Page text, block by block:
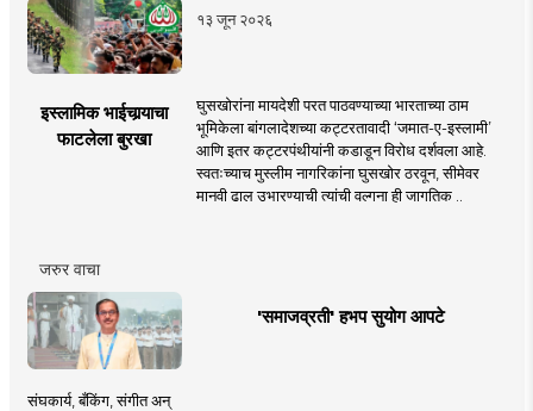
१३ जून २०२६
इस्लामिक भाईचार्‍याचा
फाटलेला बुरखा
घुसखोरांना मायदेशी परत पाठवण्याच्या भारताच्या ठाम
भूमिकेला बांगलादेशच्या कट्टरतावादी ‘जमात-ए-इस्लामी’
आणि इतर कट्टरपंथीयांनी कडाडून विरोध दर्शवला आहे.
स्वतःच्याच मुस्लीम नागरिकांना घुसखोर ठरवून, सीमेवर
मानवी ढाल उभारण्याची त्यांची वल्गना ही जागतिक ..
जरुर वाचा
'समाजव्रती' हभप सुयोग आपटे
संघकार्य, बँकिंग, संगीत अन्